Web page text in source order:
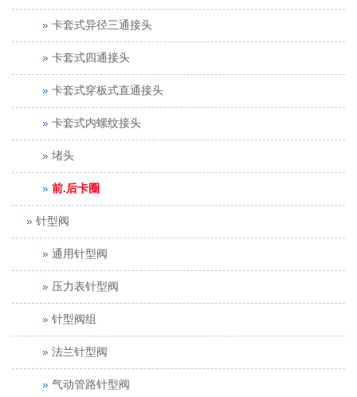
卡套式异径三通接头
卡套式四通接头
卡套式穿板式直通接头
卡套式内螺纹接头
堵头
前.后卡圈
针型阀
通用针型阀
压力表针型阀
针型阀组
法兰针型阀
气动管路针型阀